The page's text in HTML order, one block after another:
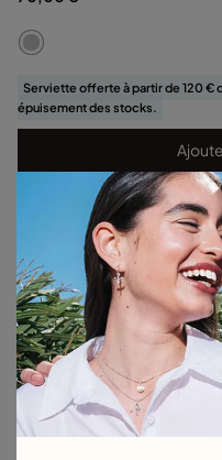
Serviette offerte à partir de 120 €
épuisement des stocks.
Détails du produit
Retours et livraisons
Guide des tailles et des
Explorez d'autres
Boucles d'oreilles en argent